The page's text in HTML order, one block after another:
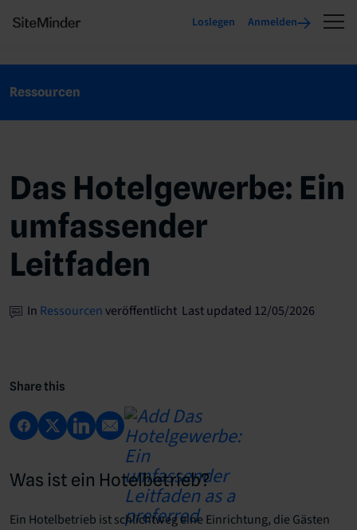
Loslegen Anmelden
Ressourcen
Das Hotelgewerbe: Ein
umfassender
Leitfaden
In Ressourcenveröffentlicht Last updated 12/05/2026
Share this
Was ist ein Hotelbetrieb?
Ein Hotelbetrieb ist schlichtweg eine Einrichtung, die Gästen